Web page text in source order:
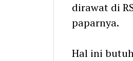
dirawat di
paparnya.
Hal ini